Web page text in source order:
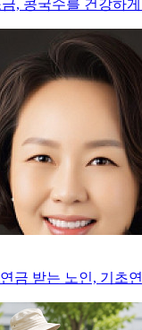
, 콩국수를 건강하
금 받는 노인, 기초